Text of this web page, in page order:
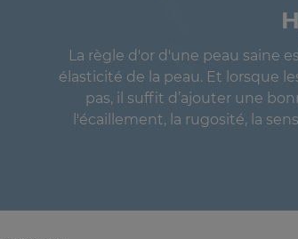
La règle d'or d'une peau saine
élasticité de la peau. Et lorsque
pas, il suffit d’ajouter une
l'écaillement, la rugosité, la